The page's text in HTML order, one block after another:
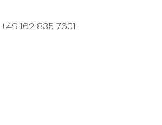
+49 162 835 7601